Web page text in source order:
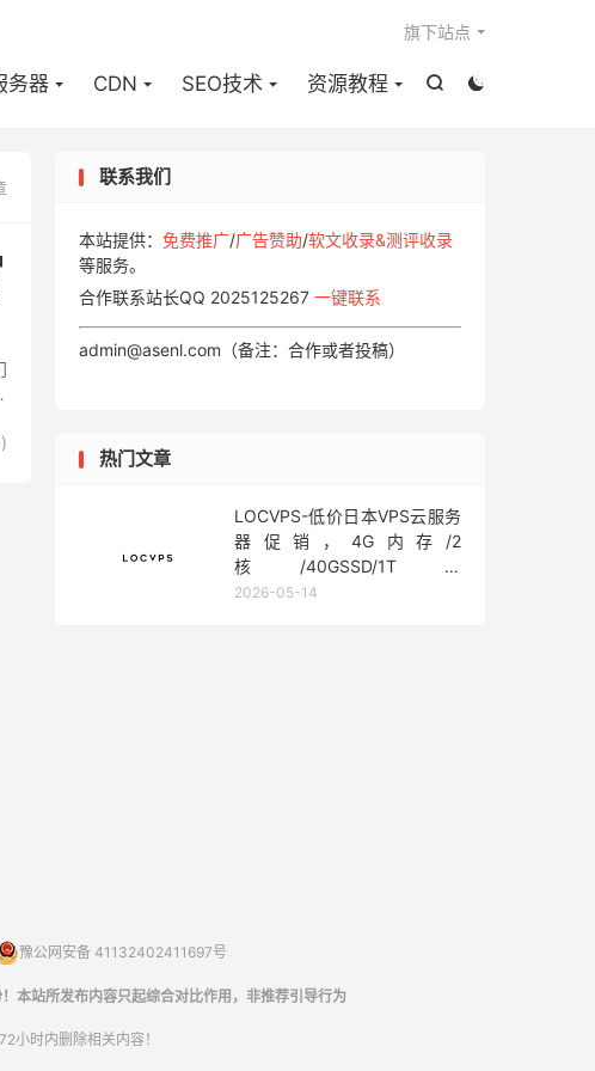


务器 CDN SEO技术 资源教程
旗下站点
)
联系我们
本站提供： 免费推广/广告赞助/软文收录&测评收录
等服务。
合作联系站长QQ 2025125267 一键联系
admin@asenl.com（备注：合作或者投稿）
热门文章
LOCVPS-低价日本VPS云服务
器促销，4G内存/2
核/40GSSD/1T流
量/450Mbps带宽，低至36元/
2026-05-14
豫公网安备 41132402411697号
本站所发布内容只起综合对比作用，非推荐引导行为
小时内删除相关内容！